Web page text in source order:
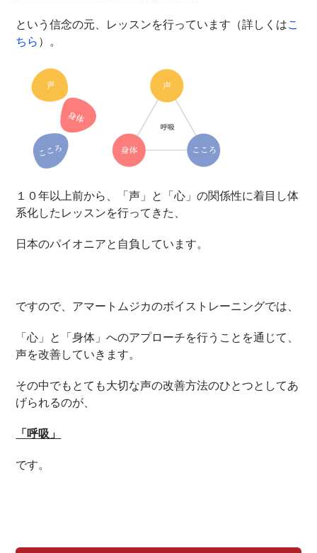
という信念の元、レッスンを行っています（詳しくはこ
ちら ）。
１０年以上前から、「声」と「心」の関係性に着目し体
系化したレッスンを行ってきた、
日本のパイオニアと自負しています。
ですので、アマートムジカのボイストレーニングでは、
「心」と「身体」へのアプローチを行うことを通じて、
声を改善していきます。
その中でもとても大切な声の改善方法のひとつとしてあ
げられるのが、
「呼吸」
です。